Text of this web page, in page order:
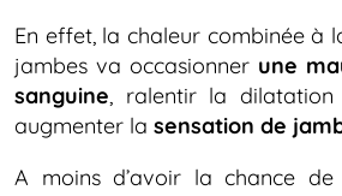
En effet, la chaleur combinée à
jambes va occasionner une
sanguine, ralentir la dilatation
augmenter la sensation de
A moins d’avoir la chance